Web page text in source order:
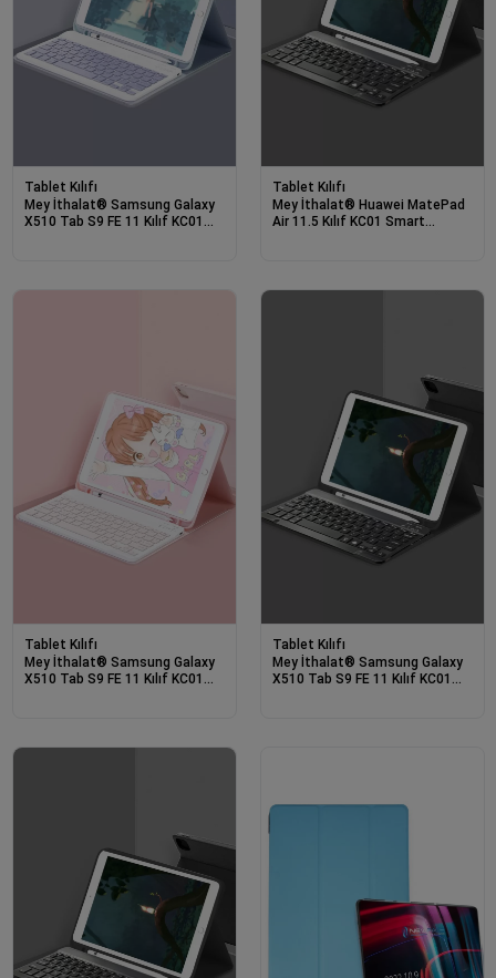
Tablet Kılıfı
Mey İthalat® Samsung Galaxy
X510 Tab S9 FE 11 Kılıf KC01
Tablet Kılıfı
Mey İthalat® Huawei MatePad
Air 11.5 Kılıf KC01 Smart
Tablet Kılıfı
Mey İthalat® Samsung Galaxy
X510 Tab S9 FE 11 Kılıf KC01
Tablet Kılıfı
Mey İthalat® Samsung Galaxy
X510 Tab S9 FE 11 Kılıf KC01